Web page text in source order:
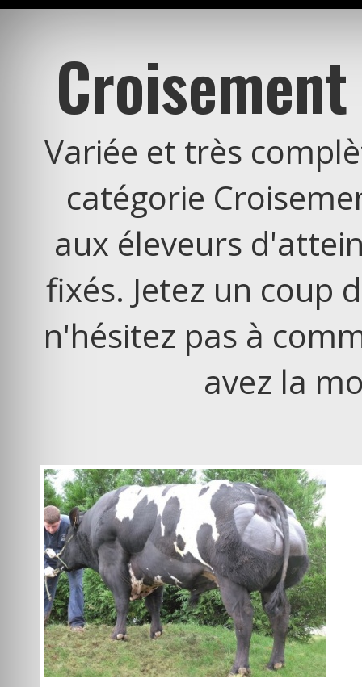
Variée et très
catégorie
aux éleveurs
fixés. Jetez un coup
n'hésitez pas à
avez la